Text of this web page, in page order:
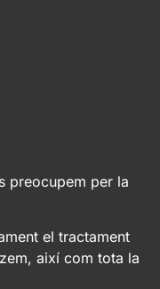
preocupem per la
el tractament
així com tota la